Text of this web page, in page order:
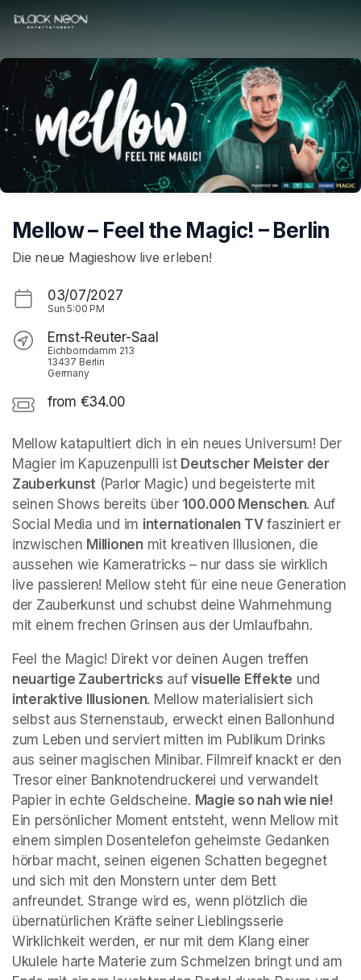
Mellow – Feel the Magic! – Berlin
Die neue Magieshow live erleben!
03/07/2027
Sun 5:00 PM
Ernst-Reuter-Saal
Eichborndamm 213
13437 Berlin
Germany
from €34.00
Mellow katapultiert dich in ein neues Universum! Der
Magier im Kapuzenpulli ist Deutscher Meister der
Zauberkunst (Parlor Magic) und begeisterte mit
seinen Shows bereits über 100.000 Menschen. Auf
Social Media und im internationalen TV fasziniert er
inzwischen Millionen mit kreativen Illusionen, die
aussehen wie Kameratricks – nur dass sie wirklich
live passieren! Mellow steht für eine neue Generation
der Zauberkunst und schubst deine Wahrnehmung
mit einem frechen Grinsen aus der Umlaufbahn.
neuartige Zaubertricks auf visuelle Effekte
interaktive Illusionen. Mellow materialisiert sich
selbst aus Sternenstaub, erweckt einen Ballonhund
zum Leben und serviert mitten im Publikum Drinks
aus seiner magischen Minibar. Filmreif knackt er den
Tresor einer Banknotendruckerei und verwandelt
Papier in echte Geldscheine. Magie so nah wie nie!
Ein persönlicher Moment entsteht, wenn Mellow mit
einem simplen Dosentelefon geheimste Gedanken
hörbar macht, seinen eigenen Schatten begegnet
und sich mit den Monstern unter dem Bett
anfreundet. Strange wird es, wenn plötzlich die
übernatürlichen Kräfte seiner Lieblingsserie
Wirklichkeit werden, er nur mit dem Klang einer
Ukulele harte Materie zum Schmelzen bringt und am